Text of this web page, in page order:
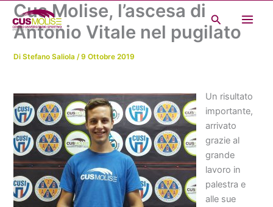
contenuto
Cerca
Cus Molise, l’ascesa di
Antonio Vitale nel pugilato
DiStefano Saliola/9 Ottobre 2019
Un risultato
importante,
arrivato
grazie al
grande
lavoro in
palestra e
alle sue